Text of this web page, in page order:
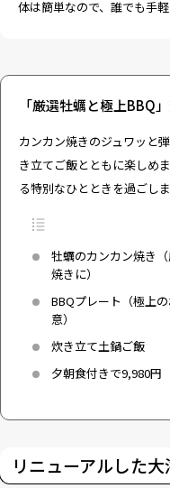
体は簡単なので、誰でも手
「厳選牡蠣と極上BBQ
カンカン焼きのジュワッと
き立てご飯とともに楽しめ
る特別なひとときを過ごしま
牡蠣のカンカン焼き
焼きに）
BBQプレート（極上
意）
炊き立て土鍋ご飯
夕朝食付きで9,980円
リニューアルした